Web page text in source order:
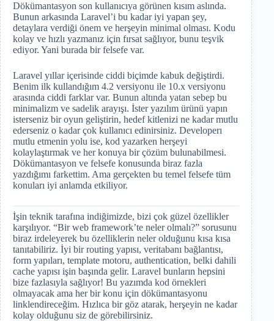
Dökümantasyon son kullanıcıya görünen kısım aslında.
Bunun arkasında Laravel’i bu kadar iyi yapan şey,
detaylara verdiği önem ve herşeyin minimal olması. Kodu
kolay ve hızlı yazmanız için fırsat sağlıyor, bunu teşvik
ediyor. Yani burada bir felsefe var.
Laravel yıllar içerisinde ciddi biçimde kabuk değiştirdi.
Benim ilk kullandığım 4.2 versiyonu ile 10.x versiyonu
arasında ciddi farklar var. Bunun altında yatan sebep bu
minimalizm ve sadelik arayışı. İster yazılım ürünü yapın
isterseniz bir oyun geliştirin, hedef kitlenizi ne kadar mutlu
ederseniz o kadar çok kullanıcı edinirsiniz. Developerı
mutlu etmenin yolu ise, kod yazarken herşeyi
kolaylaştırmak ve her konuya bir çözüm bulunabilmesi.
Dökümantasyon ve felsefe konusunda biraz fazla
yazdığımı farkettim. Ama gerçekten bu temel felsefe tüm
konuları iyi anlamda etkiliyor.
İşin teknik tarafına indiğimizde, bizi çok güzel özellikler
karşılıyor. “Bir web framework’te neler olmalı?” sorusunu
biraz irdeleyerek bu özelliklerin neler olduğunu kısa kısa
tanıtabiliriz. İyi bir routing yapısı, veritabanı bağlantısı,
form yapıları, template motoru, authentication, belki dahili
cache yapısı işin başında gelir. Laravel bunların hepsini
bize fazlasıyla sağlıyor! Bu yazımda kod örnekleri
olmayacak ama her bir konu için dökümantasyonu
linklendireceğim. Hızlıca bir göz atarak, herşeyin ne kadar
kolay olduğunu siz de görebilirsiniz.